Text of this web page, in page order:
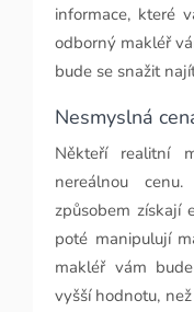
informace, které
odborný makléř
bude se snažit
Nesmyslná
Někteří realitní
nereálnou
způsobem získají
poté manipulují
makléř vám
vyšší hodnotu,